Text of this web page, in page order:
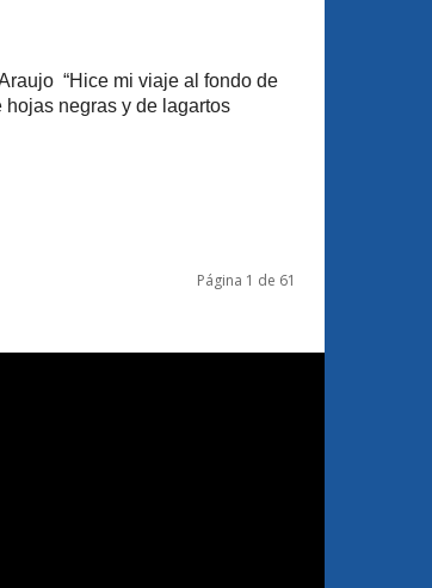
“Hice mi viaje al fondo de
hojas negras y de lagartos
Página 1 de 61